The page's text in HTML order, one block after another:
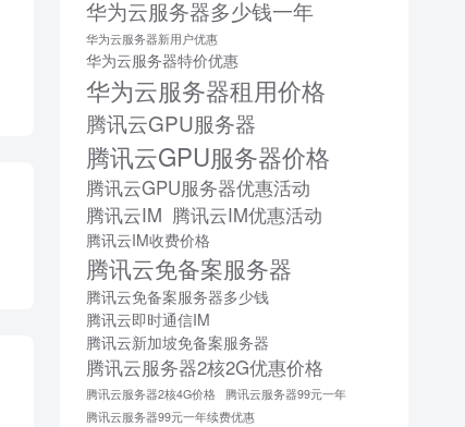
华为云服务器多少钱一年
华为云服务器新用户优惠
华为云服务器特价优惠
华为云服务器租用价格
腾讯云GPU服务器
腾讯云GPU服务器价格
腾讯云GPU服务器优惠活动
腾讯云IM 腾讯云IM优惠活动
腾讯云IM收费价格
腾讯云免备案服务器
腾讯云免备案服务器多少钱
腾讯云即时通信IM
腾讯云新加坡免备案服务器
腾讯云服务器2核2G优惠价格
腾讯云服务器2核4G价格
腾讯云服务器99元一年
腾讯云服务器99元一年续费优惠